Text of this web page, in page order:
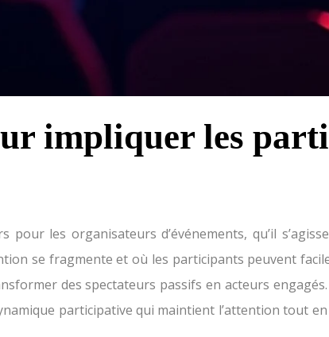
impliquer les
les organisateurs d’événements, qu’il
se fragmente et où les participants peuvent
des spectateurs passifs en acteurs
participative qui maintient l’attention tout